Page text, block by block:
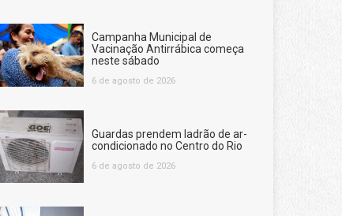
Campanha Municipal de
Vacinação Antirrábica começa
neste sábado
6 de agosto de 2026
Guardas prendem ladrão de ar-
condicionado no Centro do Rio
6 de agosto de 2026